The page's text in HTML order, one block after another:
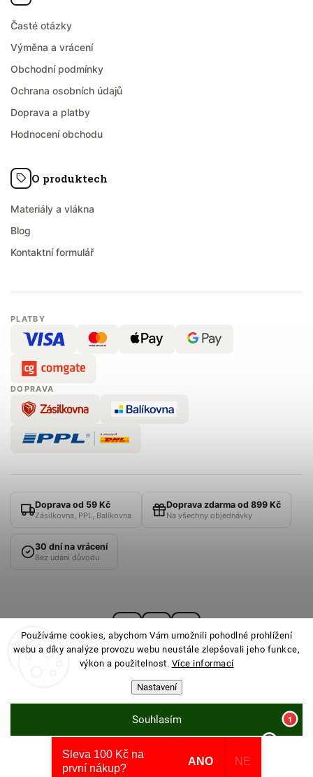
Používáme cookies, abychom Vám umožnili pohodlné prohlížení
webu a díky analýze provozu webu neustále zlepšovali jeho funkce,
výkon a použitelnost. Více informací
Nastavení
Odmítnout
Souhlasím
Časté otázky
Výměna a vrácení
Obchodní podmínky
Ochrana osobních údajů
Doprava a platby
Hodnocení obchodu
O produktech
Materiály a vlákna
Blog
Kontaktní formulář
PLATBY
DOPRAVA
Doprava od 59 Kč
Zásilkovna, PPL, Balíkovna
Doprava zdarma od 899 Kč
Na všechny objednávky
30 dní na vrácení
Bez udání důvodu
PONOŽKOVNA· Všechna práva vyhrazena ·
Nastavení cookies
Vytvořil Shoptet
Sleva 100 Kč na
první nákup?
ANO NE